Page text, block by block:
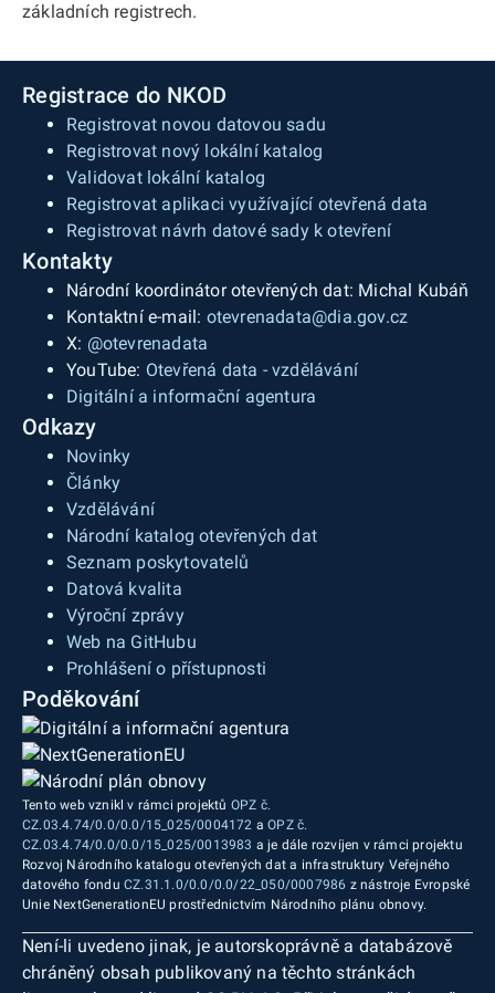
základních registrech.
Registrace do NKOD
Registrovat novou datovou sadu
Registrovat nový lokální katalog
Validovat lokální katalog
Registrovat aplikaci využívající otevřená data
Registrovat návrh datové sady k otevření
Kontakty
Národní koordinátor otevřených dat: Michal Kubáň
Kontaktní e-mail: otevrenadata@dia.gov.cz
X: @otevrenadata
YouTube: Otevřená data - vzdělávání
Digitální a informační agentura
Odkazy
Novinky
Články
Vzdělávání
Národní katalog otevřených dat
Seznam poskytovatelů
Datová kvalita
Výroční zprávy
Web na GitHubu
Prohlášení o přístupnosti
Poděkování
Tento web vznikl v rámci projektů OPZ č.
CZ.03.4.74/0.0/0.0/15_025/0004172 aOPZ č.
CZ.03.4.74/0.0/0.0/15_025/0013983 a je dále rozvíjen v rámci projektu
Rozvoj Národního katalogu otevřených dat a infrastruktury Veřejného
datového fondu CZ.31.1.0/0.0/0.0/22_050/0007986 z nástroje Evropské
Unie NextGenerationEU prostřednictvím Národního plánu obnovy.
Není-li uvedeno jinak, je autorskoprávně a databázově
chráněný obsah publikovaný na těchto stránkách